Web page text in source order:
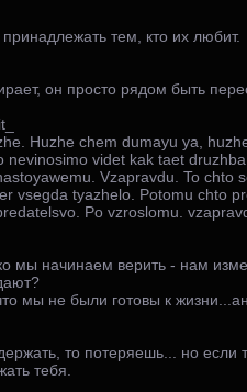
тем, кто их любит.
он просто рядом быть
Huzhe chem dumayu ya,
nevinosimo videt kak taet
Vzapravdu. To chto
vsegda tyazhelo. Potomu chto
Po vzroslomu.
мы начинаем верить - нам
мы не были готовы к
то потеряешь... но если
тебя.